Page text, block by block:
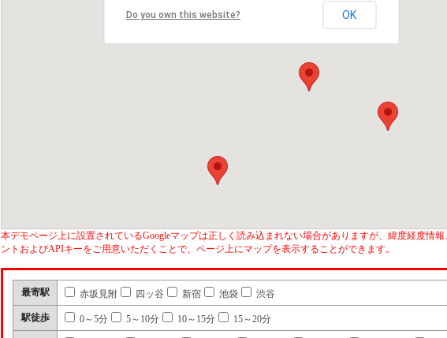
Do you own this website? OK
本デモページ上に設置されているGoogleマップは正しく読み込まれない場合がありますが、緯度経度情報
ントおよびAPIキーをご用意いただくことで、ページ上にマップを表示することができます。
最寄駅 赤坂見附 四ッ谷 新宿 池袋 渋谷
駅徒歩 0～5分 5～10分 10～15分 15～20分